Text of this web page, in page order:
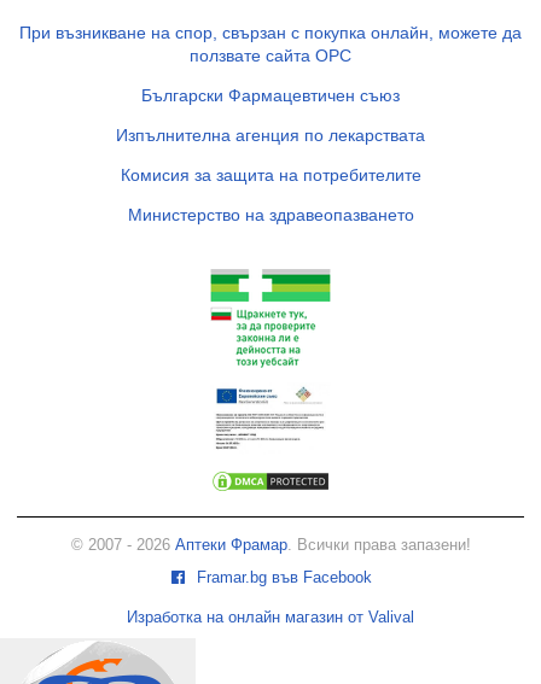
При възникване на спор, свързан с покупка онлайн, можете да
ползвате сайта ОРС
Български Фармацевтичен съюз
Изпълнителна агенция по лекарствата
Комисия за защита на потребителите
Министерство на здравеопазването
© 2007 - 2026 Аптеки Фрамар. Всички права запазени!
Framar.bg във Facebook
Изработка на онлайн магазин от Valival